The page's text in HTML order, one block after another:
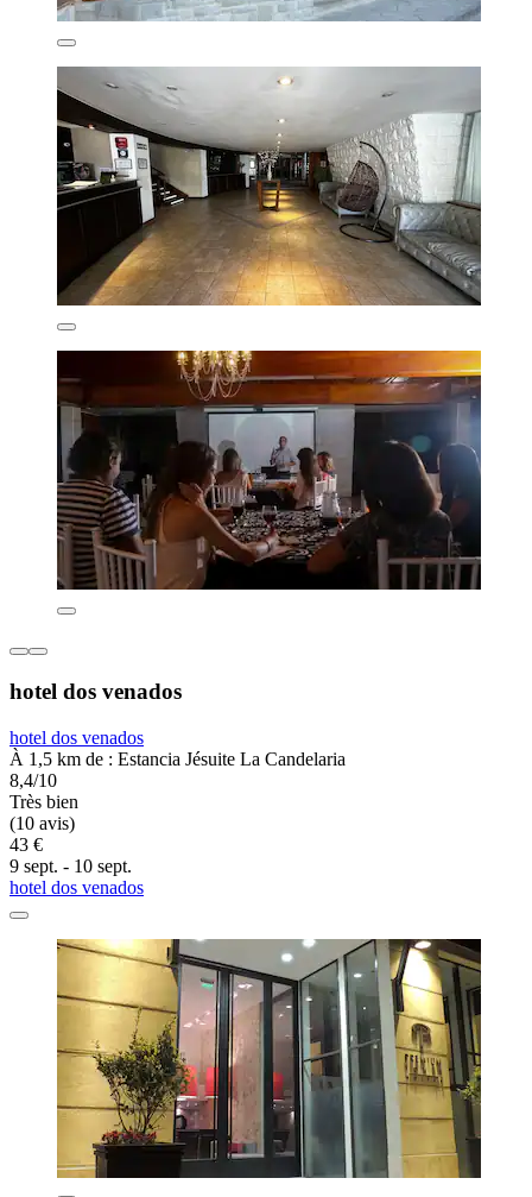
hotel dos venados
hotel dos venados
À 1,5 km de : Estancia Jésuite La Candelaria
8,4/10
Très bien
(10 avis)
43 €
9 sept. - 10 sept.
hotel dos venados